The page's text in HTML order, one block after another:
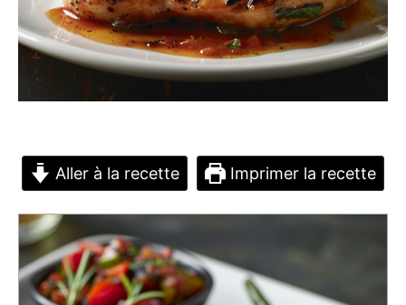
Aller à la recette Imprimer la recette